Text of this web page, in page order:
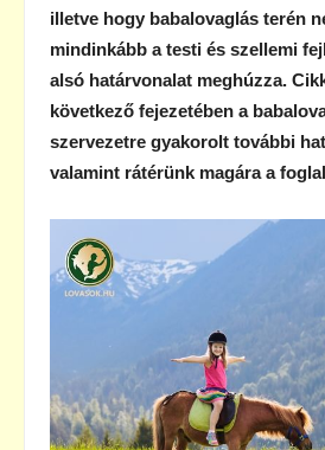
illetve hogy babalovaglás terén
mindinkább a testi és szellemi
alsó határvonalat meghúzza.
következő fejezetében a
szervezetre gyakorolt további
valamint rátérünk magára a